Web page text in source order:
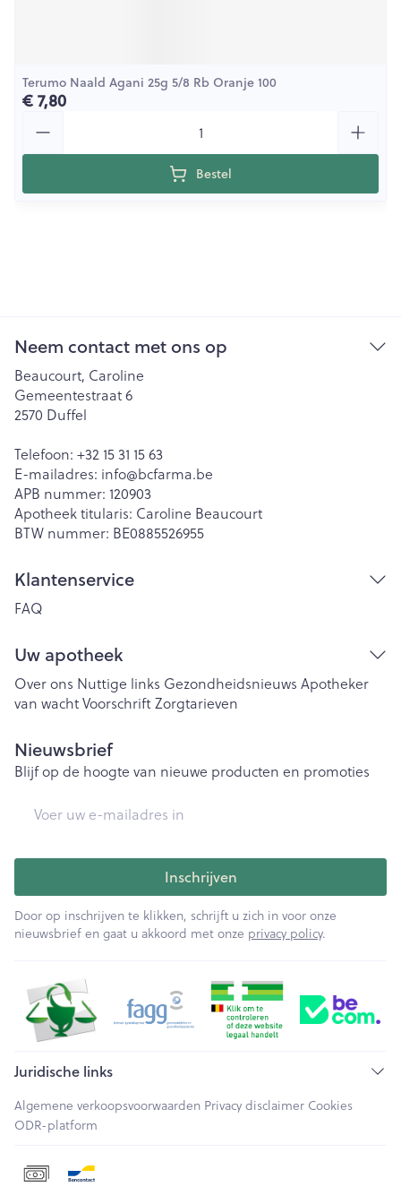
Terumo Naald Agani 25g 5/8 Rb Oranje 100
€ 7,80
Bestel
Neem contact met ons op
Beaucourt, Caroline
Gemeentestraat 6
2570 Duffel
Telefoon: +32 15 31 15 63
E-mailadres: info@bcfarma.be
APB nummer: 120903
Apotheek titularis: Caroline Beaucourt
BTW nummer: BE0885526955
Klantenservice
FAQ
Uw apotheek
Over ons Nuttige links Gezondheidsnieuws Apotheker
van wachtVoorschriftZorgtarieven
Nieuwsbrief
Blijf op de hoogte van nieuwe producten en promoties
Inschrijven
Door op inschrijven te klikken, schrijft u zich in voor onze
nieuwsbrief en gaat u akkoord met onze privacy policy.
Juridische links
Algemene verkoopsvoorwaarden Privacy disclaimer Cookies
ODR-platform